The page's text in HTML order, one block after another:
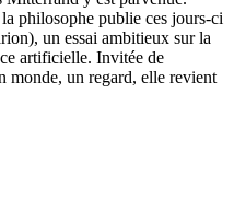
philosophe publie ces jours-ci
un essai ambitieux sur la
artificielle. Invitée de
monde, un regard, elle revient